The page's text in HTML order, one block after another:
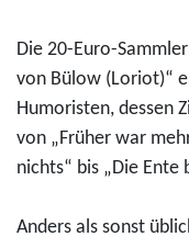
Die 20-Euro-
von Bülow (Loriot)“
Humoristen, dessen
von „Früher war
nichts“ bis „Die Ente
Anders als sonst